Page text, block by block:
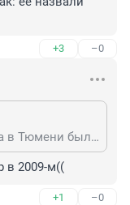
+3 –0
В позднеперестроечные времена в Тюмени был суперпопулярный телерадиоведущий Валентин КологрИвов, далее - с его слов. Молодая тюменская семья решила назвать в мою честь свою новорожденную дочку. Думаете, девочку назвали Валентиной? Как бы не так: ее назвали КологрИвой!
в 2009-м((
+1 –0